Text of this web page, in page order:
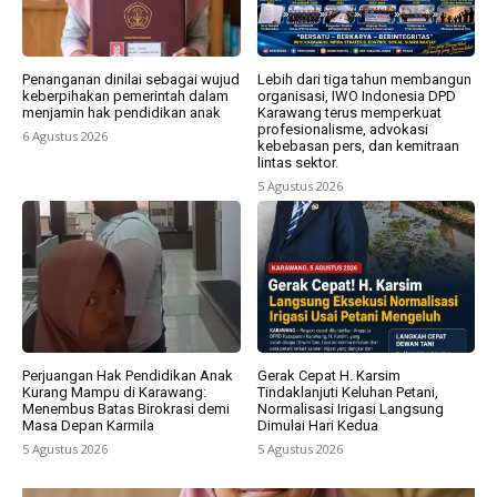
Penanganan dinilai sebagai wujud
keberpihakan pemerintah dalam
menjamin hak pendidikan anak
6 Agustus 2026
Lebih dari tiga tahun membangun
organisasi, IWO Indonesia DPD
Karawang terus memperkuat
profesionalisme, advokasi
kebebasan pers, dan kemitraan
lintas sektor.
5 Agustus 2026
Perjuangan Hak Pendidikan Anak
Kurang Mampu di Karawang:
Menembus Batas Birokrasi demi
Masa Depan Karmila
5 Agustus 2026
Gerak Cepat H. Karsim
Tindaklanjuti Keluhan Petani,
Normalisasi Irigasi Langsung
Dimulai Hari Kedua
5 Agustus 2026